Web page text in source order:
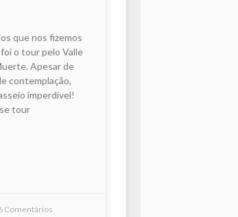
que nos fizemos
o tour pelo Valle
Apesar de
contemplação,
imperdível!
tour
Comentários